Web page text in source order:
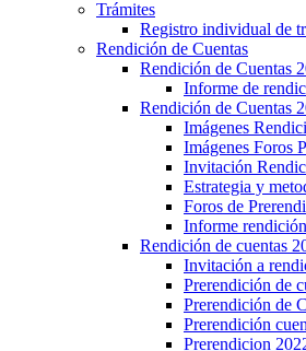
Trámites
Registro individual de
Rendición de Cuentas
Rendición de Cuentas
Informe de
Rendición de Cuentas
Imágenes
Imágenes Foros
Invitación
Estrategia y
Foros de
Informe
Rendición de cuentas
Invitación a
Prerendición de
Prerendición de
Prerendición
Prerendicion